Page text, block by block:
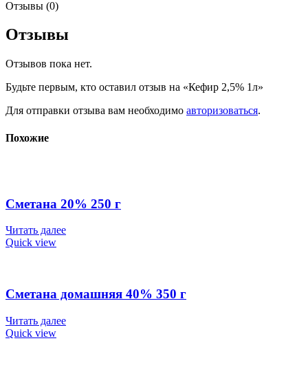
Отзывы (0)
Отзывы
Отзывов пока нет.
Будьте первым, кто оставил отзыв на «Кефир 2,5% 1л»
Для отправки отзыва вам необходимо авторизоваться.
Похожие
Сметана 20% 250 г
Читать далее
Quick view
Сметана домашняя 40% 350 г
Читать далее
Quick view